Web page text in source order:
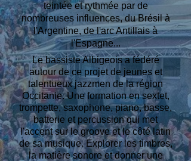
teintée et rythmée par de
nombreuses influences, du Brésil à
l'Argentine, de l'arc Antillais à
l'Espagne...
Le bassiste Albigeois a fédéré
autour de ce projet de jeunes et
talentueux jazzmen de la région
Occitanie. Une formation en sextet,
trompette, saxophone, piano, basse,
batterie et percussion qui met
l'accent sur le groove et le côté latin
de sa musique. Explorer les timbres,
la matière sonore et donner une